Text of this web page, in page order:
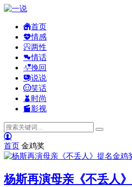
首页
情感
两性
情话
挽回
说说
笑话
时尚
影视
首页 金鸡奖
杨斯再演母亲《不丢人